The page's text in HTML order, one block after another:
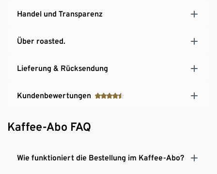
Handel und Transparenz
Über roasted.
Lieferung & Rücksendung
Kundenbewertungen
Kaffee-Abo FAQ
Wie funktioniert die Bestellung im Kaffee-Abo?